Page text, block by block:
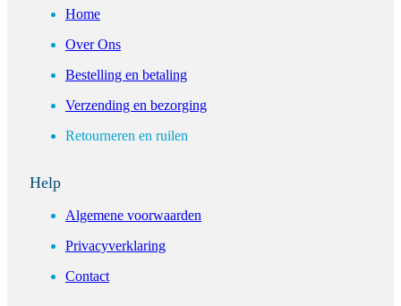
Home
Over Ons
Bestelling en betaling
Verzending en bezorging
Retourneren en ruilen
Help
Algemene voorwaarden
Privacyverklaring
Contact